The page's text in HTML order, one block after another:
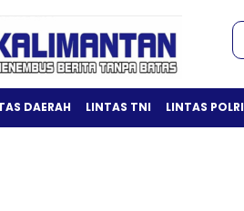
DAERAH LINTAS TNI LINTAS POLRI